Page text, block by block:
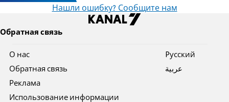
Нашли ошибку? Сообщите нам
Обратная связь
О нас
Обратная связь
Реклама
Использование информации
Pусский
عربية